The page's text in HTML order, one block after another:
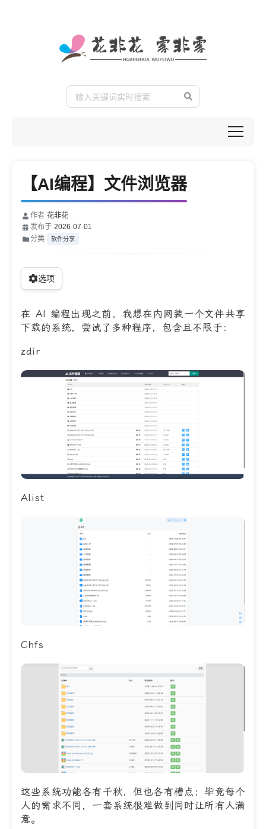
【AI编程】文件浏览器
作者 花非花
发布于 2026-07-01
分类
软件分享
选项
在 AI 编程出现之前，我想在内网装一个文件共享
下载的系统，尝试了多种程序，包含且不限于：
zdir
Alist
Chfs
这些系统功能各有千秋，但也各有槽点；毕竟每个
人的需求不同，一套系统很难做到同时让所有人满
意。